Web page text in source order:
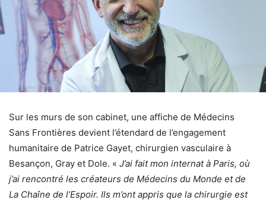
Sur les murs de son cabinet, une affiche de Médecins
Sans Frontières devient l’étendard de l’engagement
humanitaire de Patrice Gayet, chirurgien vasculaire à
Besançon, Gray et Dole. « J’ai fait mon internat à Paris, où
j’ai rencontré les créateurs de Médecins du Monde et de
La Chaîne de l’Espoir. Ils m’ont appris que la chirurgie est